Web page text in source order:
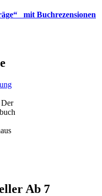
mit Buchrezensionen
Ab 7